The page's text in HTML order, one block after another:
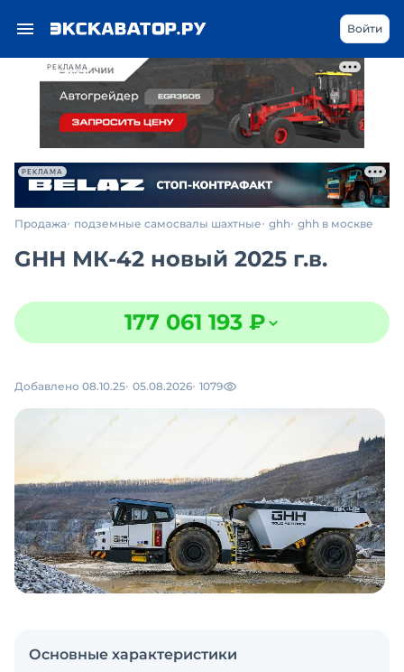
РЕКЛАМА
Войти
РЕКЛАМА
Продажа подземные самосвалы шахтные ghh ghh в москве
GHH МК-42 новый 2025 г.в.
177 061 193 ₽
Добавлено 08.10.25 05.08.2026 1079
Основные характеристики